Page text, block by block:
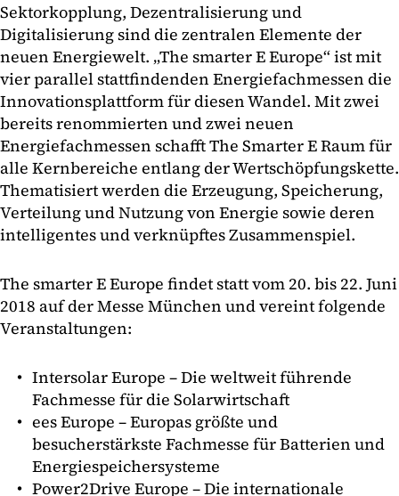
Sektorkopplung, Dezentralisierung und
Digitalisierung sind die zentralen Elemente der
neuen Energiewelt. „The smarter E Europe“ ist mit
vier parallel stattfindenden Energiefachmessen die
Innovationsplattform für diesen Wandel. Mit zwei
bereits renommierten und zwei neuen
Energiefachmessen schafft The Smarter E Raum für
alle Kernbereiche entlang der Wertschöpfungskette.
Thematisiert werden die Erzeugung, Speicherung,
Verteilung und Nutzung von Energie sowie deren
intelligentes und verknüpftes Zusammenspiel.
The smarter E Europe findet statt vom 20. bis 22. Juni
2018 auf der Messe München und vereint folgende
Veranstaltungen:
Intersolar Europe – Die weltweit führende
Fachmesse für die Solarwirtschaft
ees Europe – Europas größte und
besucherstärkste Fachmesse für Batterien und
Energiespeichersysteme
Power2Drive Europe – Die internationale